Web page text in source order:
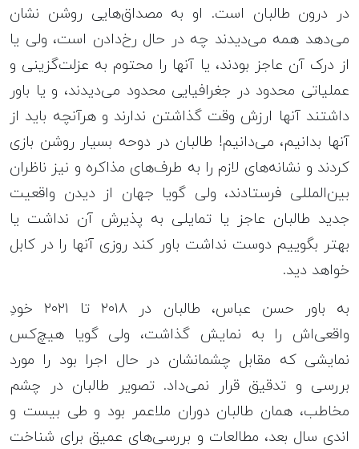
در درون طالبان است. او به مصداق‌هایی روشن نشان
می‌دهد همه می‌دیدند چه در حال رخ‌دادن است، ولی یا
از درک آن عاجز بودند، یا آنها را محتوم به عزلت‌گزینی و
عملیاتی محدود در جغرافیایی محدود می‌دیدند، و یا باور
داشتند آنها ارزش وقت گذاشتن ندارند و هرآنچه باید از
آنها بدانیم، می‌دانیم! طالبان در دوحه بسیار روشن بازی
کردند و نشانه‌های لازم را به طرف‌های مذاکره و نیز ناظران
بین‌المللی فرستادند، ولی گویا جهان از دیدن واقعیت
جدید طالبان عاجز یا تمایلی به پذیرش آن نداشت یا
بهتر بگوییم دوست نداشت باور کند روزی آنها را در کابل
خواهد دید.
به باور حسن عباس، طالبان در ۲۰۱۸ تا ۲۰۲۱ خودِ
واقعی‌اش را به نمایش گذاشت، ولی گویا هیچ‌کس
نمایشی که مقابل چشمانشان در حال اجرا بود را مورد
بررسی و تدقیق قرار نمی‌داد. تصویر طالبان در چشم
مخاطب، همان طالبان دوران ملاعمر بود و طی بیست و
اندی سال بعد، مطالعات و بررسی‌های عمیق برای شناخت